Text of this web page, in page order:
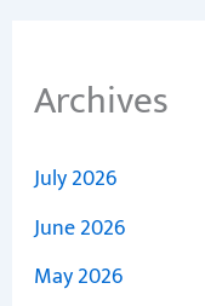
Archives
July 2026
June 2026
May 2026